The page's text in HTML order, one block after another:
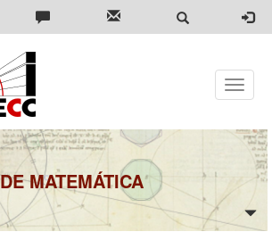
Toggle
MATEMÁTICA